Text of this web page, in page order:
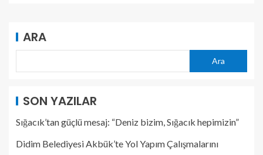
ARA
Ara
SON YAZILAR
Sığacık’tan güçlü mesaj: “Deniz bizim, Sığacık hepimizin”
Didim Belediyesi Akbük’te Yol Yapım Çalışmalarını